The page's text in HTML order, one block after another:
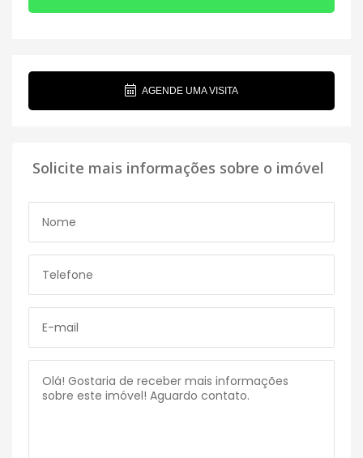
AGENDE UMA VISITA
Solicite mais informações sobre o imóvel